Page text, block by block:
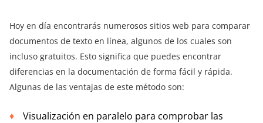
Hoy en día encontrarás numerosos sitios web para comparar
documentos de texto en línea, algunos de los cuales son
incluso gratuitos. Esto significa que puedes encontrar
diferencias en la documentación de forma fácil y rápida.
Algunas de las ventajas de este método son:
Visualización en paralelo para comprobar las